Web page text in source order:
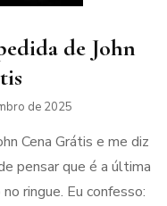
de John
de 2025
Cena Grátis e me diz
pensar que é a última
ringue. Eu confesso: